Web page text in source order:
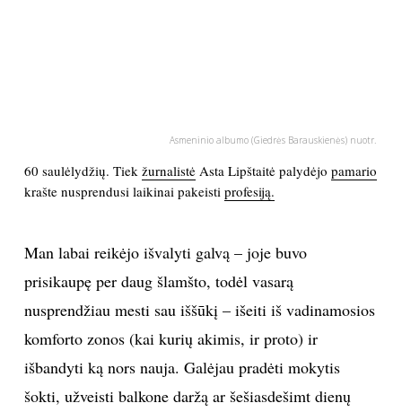
POLITIKA
LAISVALAIKIS
KINAS
MUZIKA
Asmeninio albumo (Giedrės Barauskienės) nuotr.
60 saulėlydžių. Tiek žurnalistėAsta Lipštaitė palydėjo pamario
krašte nusprendusi laikinai pakeisti profesiją.
Man labai reikėjo išvalyti galvą – joje buvo
prisikaupę per daug šlamšto, todėl vasarą
nusprendžiau mesti sau iššūkį – išeiti iš vadinamosios
komforto zonos (kai kurių akimis, ir proto) ir
išbandyti ką nors nauja. Galėjau pradėti mokytis
šokti, užveisti balkone daržą ar šešiasdešimt dienų